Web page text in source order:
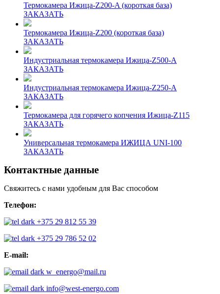
Термокамера Ижица-Z200-A (короткая база)
ЗАКАЗАТЬ
Термокамера Ижица-Z200 (короткая база)
ЗАКАЗАТЬ
Индустриальная термокамера Ижица-Z500-A
ЗАКАЗАТЬ
Индустриальная термокамера Ижица-Z250-A
ЗАКАЗАТЬ
Термокамера для горячего копчения Ижица-Z115
ЗАКАЗАТЬ
Универсальная термокамера ИЖИЦА UNI-100
ЗАКАЗАТЬ
Контактные данные
Свяжитесь с нами удобным для Вас способом
Телефон:
+375 29 812 55 39
+375 29 786 52 02
E-mail:
w_energo@mail.ru
info@west-energo.com